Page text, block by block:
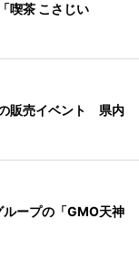
喫茶 こさじい
販売イベント 県内
ープの「GMO天神